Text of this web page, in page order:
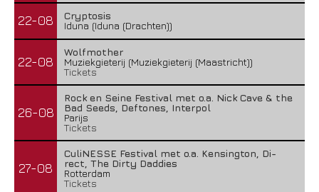
22-08
Cryptosis
Iduna (Iduna (Drachten))
22-08
Wolfmother
Muziekgieterij (Muziekgieterij (Maastricht))
Tickets
26-08
Rock en Seine Festival met o.a. Nick Cave & the
Bad Seeds, Deftones, Interpol
Parijs
Tickets
27-08
CuliNESSE Festival met o.a. Kensington, Di-
rect, The Dirty Daddies
Rotterdam
Tickets